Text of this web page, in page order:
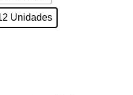
Unidades